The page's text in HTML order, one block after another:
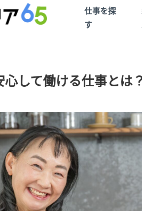
仕事を探
す
心して働ける仕事とは